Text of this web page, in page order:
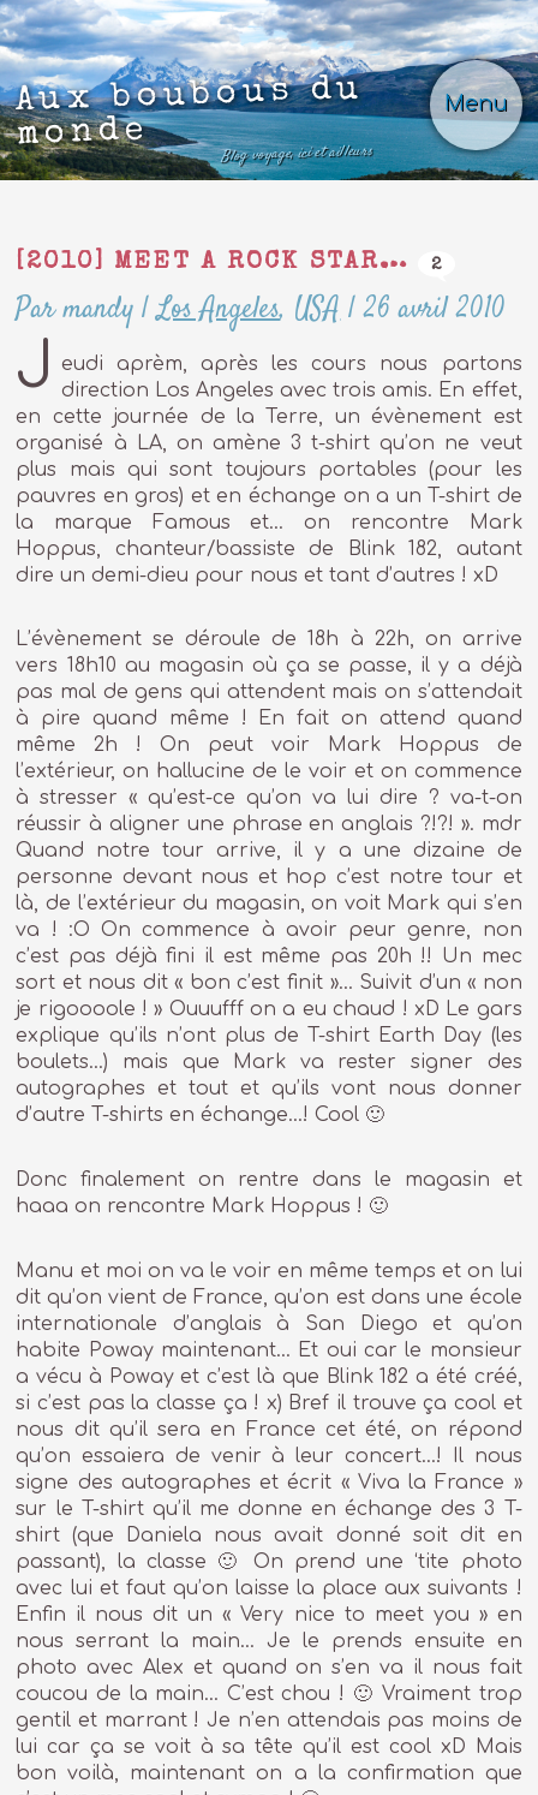
Menu
Aux boubous du
monde
Blog voyage, ici et ailleurs
[2010] MEET A ROCK STAR… 2
Par mandy |Los Angeles, USA|26 avril 2010
J
eudi aprèm, après les cours nous partons
direction Los Angeles avec trois amis. En effet,
en cette journée de la Terre, un évènement est
organisé à LA, on amène 3 t-shirt qu’on ne veut
plus mais qui sont toujours portables (pour les
pauvres en gros) et en échange on a un T-shirt de
la marque Famous et… on rencontre Mark
Hoppus, chanteur/bassiste de Blink 182, autant
dire un demi-dieu pour nous et tant d’autres ! xD
L’évènement se déroule de 18h à 22h, on arrive
vers 18h10 au magasin où ça se passe, il y a déjà
pas mal de gens qui attendent mais on s’attendait
à pire quand même ! En fait on attend quand
même 2h ! On peut voir Mark Hoppus de
l’extérieur, on hallucine de le voir et on commence
à stresser « qu’est-ce qu’on va lui dire ? va-t-on
réussir à aligner une phrase en anglais ?!?! ». mdr
Quand notre tour arrive, il y a une dizaine de
personne devant nous et hop c’est notre tour et
là, de l’extérieur du magasin, on voit Mark qui s’en
va ! :O On commence à avoir peur genre, non
c’est pas déjà fini il est même pas 20h !! Un mec
sort et nous dit « bon c’est finit »… Suivit d’un « non
je rigoooole ! » Ouuufff on a eu chaud ! xD Le gars
explique qu’ils n’ont plus de T-shirt Earth Day (les
boulets…) mais que Mark va rester signer des
autographes et tout et qu’ils vont nous donner
d’autre T-shirts en échange…! Cool 🙂
Donc finalement on rentre dans le magasin et
haaa on rencontre Mark Hoppus ! 🙂
Manu et moi on va le voir en même temps et on lui
dit qu’on vient de France, qu’on est dans une école
internationale d’anglais à San Diego et qu’on
habite Poway maintenant… Et oui car le monsieur
a vécu à Poway et c’est là que Blink 182 a été créé,
si c’est pas la classe ça ! x) Bref il trouve ça cool et
nous dit qu’il sera en France cet été, on répond
qu’on essaiera de venir à leur concert…! Il nous
signe des autographes et écrit « Viva la France »
sur le T-shirt qu’il me donne en échange des 3 T-
shirt (que Daniela nous avait donné soit dit en
passant), la classe 🙂 On prend une ‘tite photo
avec lui et faut qu’on laisse la place aux suivants !
Enfin il nous dit un « Very nice to meet you » en
nous serrant la main… Je le prends ensuite en
photo avec Alex et quand on s’en va il nous fait
coucou de la main… C’est chou ! 🙂 Vraiment trop
gentil et marrant ! Je n’en attendais pas moins de
lui car ça se voit à sa tête qu’il est cool xD Mais
bon voilà, maintenant on a la confirmation que